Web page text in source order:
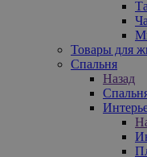
Товары для
Спальня
Назад